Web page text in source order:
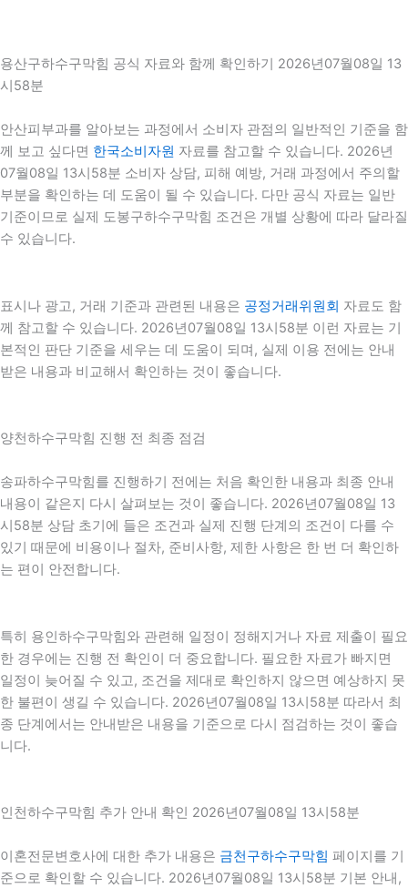
용산구하수구막힘 공식 자료와 함께 확인하기 2026년07월08일 13
시58분
안산피부과를 알아보는 과정에서 소비자 관점의 일반적인 기준을 함
께 보고 싶다면 한국소비자원 자료를 참고할 수 있습니다. 2026년
07월08일 13시58분 소비자 상담, 피해 예방, 거래 과정에서 주의할
부분을 확인하는 데 도움이 될 수 있습니다. 다만 공식 자료는 일반
기준이므로 실제 도봉구하수구막힘 조건은 개별 상황에 따라 달라질
수 있습니다.
표시나 광고, 거래 기준과 관련된 내용은 공정거래위원회 자료도 함
께 참고할 수 있습니다. 2026년07월08일 13시58분 이런 자료는 기
본적인 판단 기준을 세우는 데 도움이 되며, 실제 이용 전에는 안내
받은 내용과 비교해서 확인하는 것이 좋습니다.
양천하수구막힘 진행 전 최종 점검
송파하수구막힘를 진행하기 전에는 처음 확인한 내용과 최종 안내
내용이 같은지 다시 살펴보는 것이 좋습니다. 2026년07월08일 13
시58분 상담 초기에 들은 조건과 실제 진행 단계의 조건이 다를 수
있기 때문에 비용이나 절차, 준비사항, 제한 사항은 한 번 더 확인하
는 편이 안전합니다.
특히 용인하수구막힘와 관련해 일정이 정해지거나 자료 제출이 필요
한 경우에는 진행 전 확인이 더 중요합니다. 필요한 자료가 빠지면
일정이 늦어질 수 있고, 조건을 제대로 확인하지 않으면 예상하지 못
한 불편이 생길 수 있습니다. 2026년07월08일 13시58분 따라서 최
종 단계에서는 안내받은 내용을 기준으로 다시 점검하는 것이 좋습
니다.
인천하수구막힘 추가 안내 확인 2026년07월08일 13시58분
이혼전문변호사에 대한 추가 내용은 금천구하수구막힘 페이지를 기
준으로 확인할 수 있습니다. 2026년07월08일 13시58분 기본 안내,